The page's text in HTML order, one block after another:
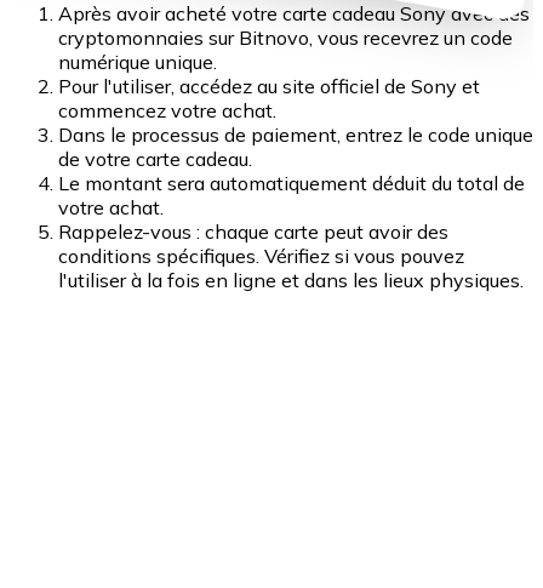
Après avoir acheté votre carte cadeau Sony avec des
cryptomonnaies sur Bitnovo, vous recevrez un code
numérique unique.
Pour l'utiliser, accédez au site officiel de Sony et
commencez votre achat.
Dans le processus de paiement, entrez le code unique
de votre carte cadeau.
Le montant sera automatiquement déduit du total de
votre achat.
Rappelez-vous : chaque carte peut avoir des
conditions spécifiques. Vérifiez si vous pouvez
l'utiliser à la fois en ligne et dans les lieux physiques.